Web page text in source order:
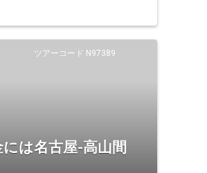
ツアーコード N97389
は名古屋-高山間